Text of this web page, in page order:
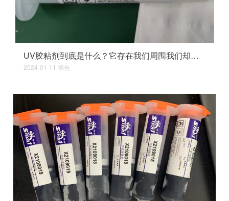
UV胶粘剂到底是什么？它存在我们周围我们却不知道
2024-01-11 禧合